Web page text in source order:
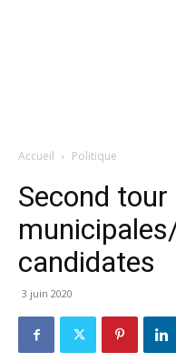
Accueil Politique
Second
candidates
3 juin 2020